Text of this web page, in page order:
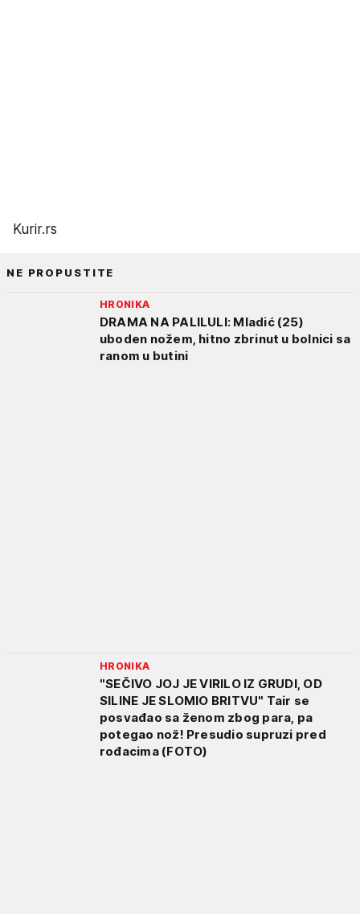
Kurir.rs
NE PROPUSTITE
HRONIKA
DRAMA NA PALILULI: Mladić (25)
uboden nožem, hitno zbrinut u bolnici sa
ranom u butini
HRONIKA
"SEČIVO JOJ JE VIRILO IZ GRUDI, OD
SILINE JE SLOMIO BRITVU" Tair se
posvađao sa ženom zbog para, pa
potegao nož! Presudio supruzi pred
rođacima (FOTO)